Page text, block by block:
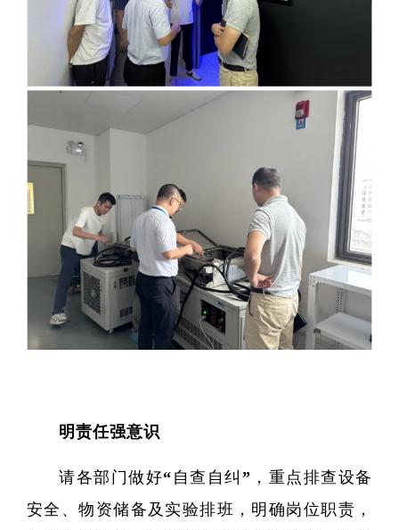
分子与
类器官
创新药物
微生
实
明责任强意识
请各部门做好“自查自纠”，重点排查设备
安全、物资储备及实验排班，明确岗位职责，